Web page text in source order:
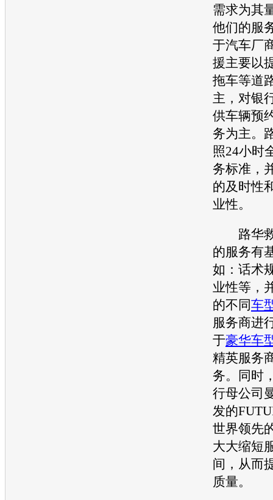
需求为其
他们的服
于汽车厂
援主要以
拖车等道
主，对银
供车辆预
务为主。
照24小时
务标准，
的及时性
业性。
路华救
的服务有
如：话术
业性等，
的不同车
服务商进
于豪华车
精英服务
务。同时
行母公司
发的
世界领先
大大缩短
间，从而
质量。